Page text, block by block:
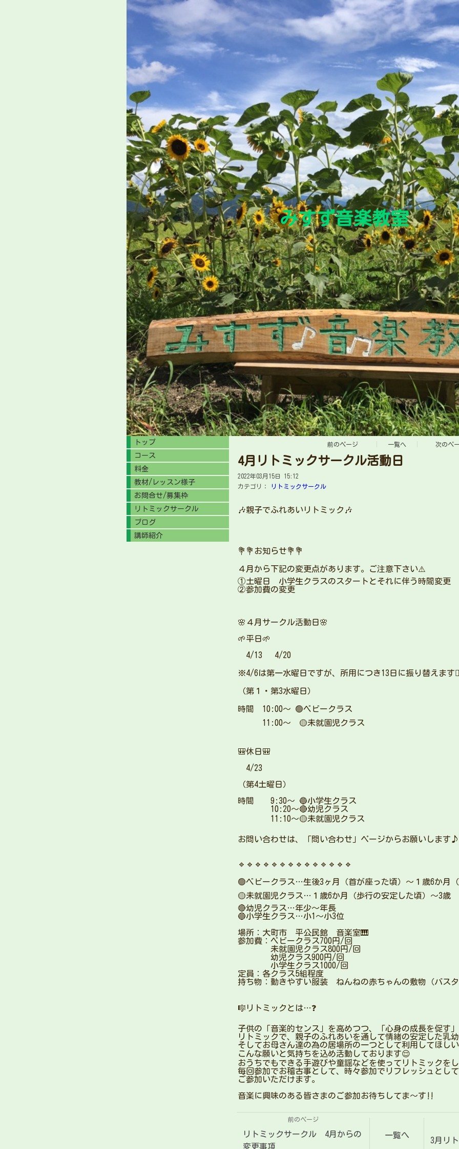
みすず音楽教室
前のページ 一覧へ 次のペ
4月リトミックサークル活動日
2022年03月15日 15:12
カテゴリ：
リトミックサークル
🎶親子でふれあいリトミック🎶
💐💐お知らせ💐💐
４月から下記の変更点があります。ご注意下さい⚠️
①土曜日 小学生クラスのスタートとそれに伴う時間変更
②参加費の変更
🌸４月サークル活動日🌸
🌱平日🌱
4/13 4/20
※4/6は第一水曜日ですが、所用につき13日に振り替えます
（第１・第3水曜日）
時間 10:00〜 🟢ベビークラス
11:00〜 🟡未就園児クラス
🎒休日🎒
4/23
（第4土曜日）
時間 9:30〜 🔵小学生クラス
10:20〜🔴幼児クラス
11:10〜🟡未就園児クラス
お問い合わせは、「問い合わせ」ページからお願いします♪
🔹🔹🔹🔹🔹🔹🔹🔹🔹🔹🔹🔹🔹🔹
🟢ベビークラス…生後3ヶ月（首が座った頃）〜１歳6か月
🟡未就園児クラス…１歳6か月（歩行の安定した頃）〜3歳
🔴幼児クラス…年少〜年長
🔵小学生クラス…小1〜小3位
場所：大町市 平公民館 音楽室🎹
参加費：ベビークラス700円/回
未就園児クラス800円/回
幼児クラス900円/回
小学生クラス1000/回
定員：各クラス5組程度
持ち物：動きやすい服装 ねんねの赤ちゃんの敷物（バス
🎼リトミックとは…❓
子供の「音楽的センス」を高めつつ、「心身の成長を促す
リトミックで、親子のふれあいを通して情緒の安定した乳
そしてお母さん達の為の居場所の一つとして利用してほし
こんな願いと気持ちを込め活動しております😌
おうちでもできる手遊びや童謡などを使ってリトミックを
毎回参加でお稽古事として、時々参加でリフレッシュとし
ご参加いただけます。
音楽に興味のある皆さまのご参加お待ちしてま〜す‼️
前のページ
リトミックサークル 4月からの
変更事項
一覧へ
3月リ
トップ
コース
料金
教材/レッスン様子
お問合せ/募集枠
リトミックサークル
ブログ
講師紹介